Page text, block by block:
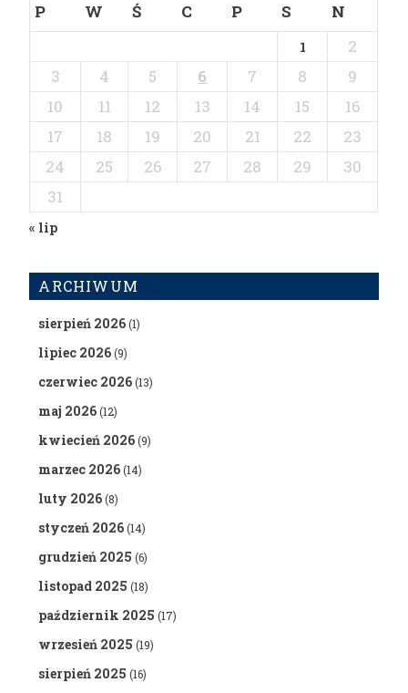
P
W Ś C P S N
1
2
3
4 5 6 7 8
9
10
11 12 13 14 15
16
17
18 19 20 21 22
23
24
25 26 27 28 29
30
31
« lip
ARCHIWUM
sierpień 2026(1)
lipiec 2026(9)
czerwiec 2026(13)
maj 2026(12)
kwiecień 2026(9)
marzec 2026(14)
luty 2026(8)
styczeń 2026(14)
grudzień 2025 (6)
listopad 2025 (18)
październik 2025 (17)
wrzesień 2025 (19)
sierpień 2025 (16)